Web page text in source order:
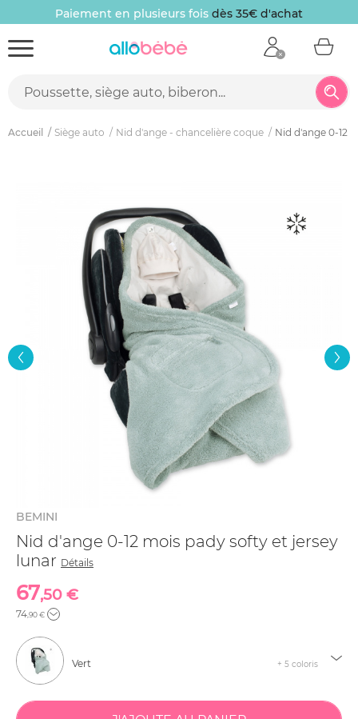
Paiement en plusieurs fois dès 35€ d'achat
Accueil Siège auto Nid d'ange - chancelière coque Nid d'ange 0-12
BEMINI
Nid d'ange 0-12 mois pady softy et jersey
lunar Détails
67,50 €
74,90 €
Vert + 5 coloris